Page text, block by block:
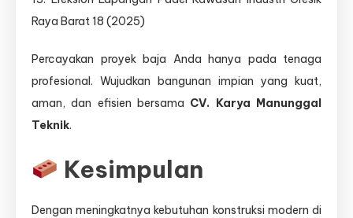
Raya Barat 18 (2025)
Percayakan proyek baja Anda hanya pada tenaga
profesional. Wujudkan bangunan impian yang kuat,
aman, dan efisien bersama CV. Karya Manunggal
Teknik.
Kesimpulan
Dengan meningkatnya kebutuhan konstruksi modern di